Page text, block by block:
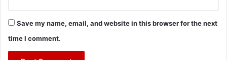
Save my name, email, and website in this browser for the next
time I comment.